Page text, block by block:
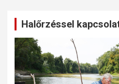
Halőrzéssel